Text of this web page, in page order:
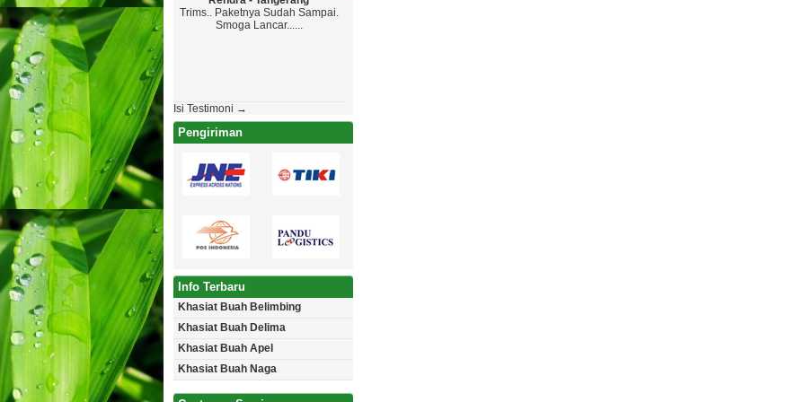
Trims.. Paketnya Sudah Sampai.
Smoga Lancar......
Isi Testimoni →
Pengiriman
Info Terbaru
Khasiat Buah Belimbing
Khasiat Buah Delima
Khasiat Buah Apel
Khasiat Buah Naga